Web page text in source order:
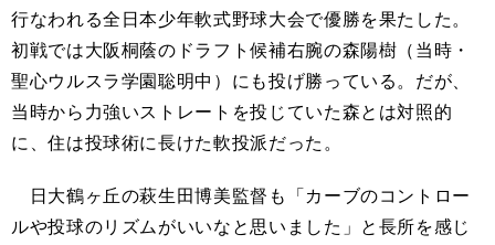
行なわれる全日本少年軟式野球大会で優勝を果たした。
初戦では大阪桐蔭のドラフト候補右腕の森陽樹（当時・
聖心ウルスラ学園聡明中）にも投げ勝っている。だが、
当時から力強いストレートを投じていた森とは対照的
に、住は投球術に長けた軟投派だった。
日大鶴ヶ丘の萩生田博美監督も「カーブのコントロー
ルや投球のリズムがいいなと思いました」と長所を感じ